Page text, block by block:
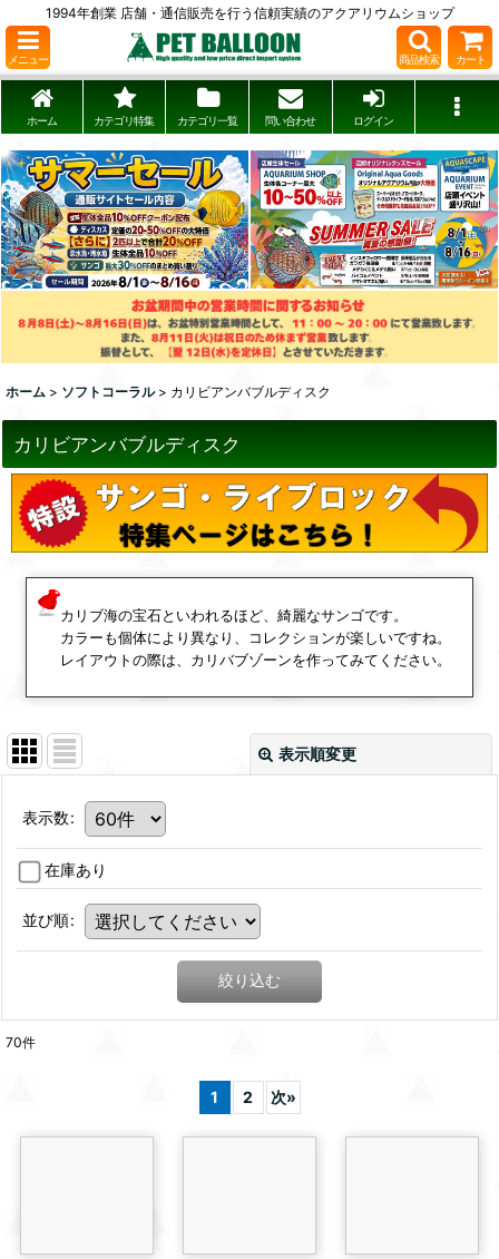
1994年創業 店舗・通信販売を行う信頼実績のアクアリウムショップ
メニュー 商品検索 カート
ホーム カテゴリ特集 カテゴリ一覧 問い合わせ ログイン
ホーム > ソフトコーラル > カリビアンバブルディスク
カリビアンバブルディスク
カリブ海の宝石といわれるほど、綺麗なサンゴです。
カラーも個体により異なり、コレクションが楽しいですね。
レイアウトの際は、カリバブゾーンを作ってみてください。
表示順変更
表示数:
在庫あり
並び順:
絞り込む
70件
1 2 次»